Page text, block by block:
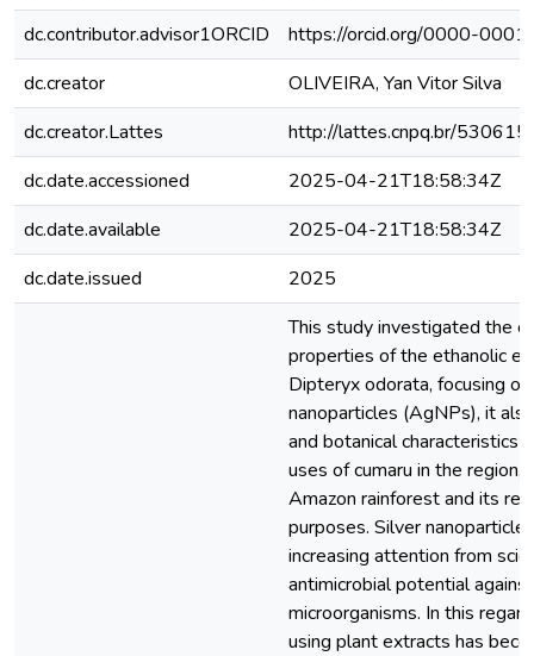
dc.contributor.advisor1ORCID
https://orcid.org/0000-
dc.creator
OLIVEIRA, Yan Vitor Silva
dc.creator.Lattes
http://lattes.cnpq.br/
dc.date.accessioned
2025-04-21T18:58:34Z
dc.date.available
2025-04-21T18:58:34Z
dc.date.issued
2025
This study investigated the
properties of the ethanolic
Dipteryx odorata, focusing
nanoparticles (AgNPs), it
and botanical characteristics
uses of cumaru in the region,
Amazon rainforest and its
purposes. Silver
increasing attention from
antimicrobial potential
microorganisms. In this
using plant extracts has